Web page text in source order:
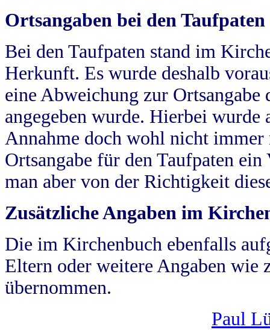
Ortsangaben bei den Taufpaten
Bei den Taufpaten stand im
Herkunft. Es wurde deshalb
eine Abweichung zur
angegeben wurde. Hierbei wurde
Annahme doch wohl nicht
Ortsangabe für den Taufpaten
man aber von der Richtigkeit
Zusätzliche Angaben im
Die im Kirchenbuch ebenfalls
Eltern oder weitere Angaben wie
übernommen.
Paul